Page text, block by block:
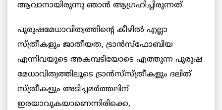
ആവാനായിരുന്നു ഞാന്‍ ആഗ്രഹിച്ചിരുന്നത്.
പുരുഷമേധാവിത്വത്തിന്റെ കീഴില്‍ എല്ലാ
സ്ത്രീകളും ജാതീയത, ട്രാന്‍സ്‌ഫോബിയ
എന്നിവയുടെ അകമ്പടിയോടെ എത്തുന്ന പുരുഷ
മേധാവിത്വത്തിലൂടെ ട്രാന്‍സ്‌സ്ത്രീകളും ദലിത്
സ്ത്രീകളും അടിച്ചമര്‍ത്തലിന്
ഇരയാവുകയാണെന്നിരിക്കെ,